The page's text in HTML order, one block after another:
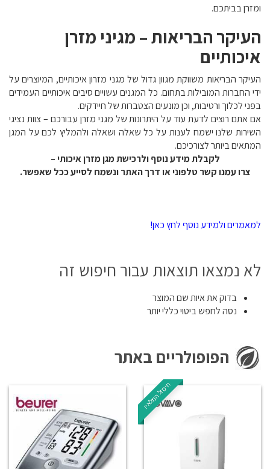
ומזרן בביתכם.
העיקר הבריאות – מגיני מזרן
איכותיים
העיקר הבריאות משווקת מגוון גדול של מגני מזרון איכותיים, המיוצרים על
ידי החברות המובילות בתחום. כל המגנים עשויים סיבים איכותיים העמידים
בפני לכלוך ורטיבות, וכן מונעים הצטברות של חיידקים.
אם אתם רוצים לדעת עוד על היתרונות של מגני מזרן עבורכם – צוות נציגי
השירות שלנו ישמח לענות על כל שאלה ושאלה ולהמליץ לכם על המגן
המתאים ביותר לצורכיכם.
לקבלת מידע נוסף ולרכישת מגן מזרן איכותי –
צרו עמנו קשר טלפוני או דרך האתר ונשמח לסייע ככל שאפשר.
למאמרים ולמידע נוסף לחץ כאן!
לא נמצאו תוצאות עבור חיפוש זה
בדוק את איות שם המוצר
נסה לחפש ביטוי כללי יותר
הפופולריים באתר
חיסול המלאי!